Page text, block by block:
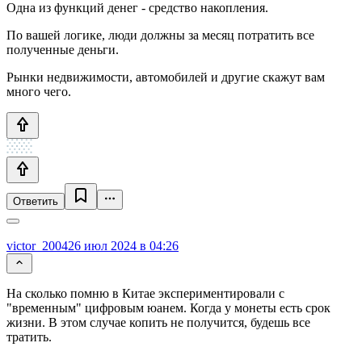
Одна из функций денег - средство накопления.
По вашей логике, люди должны за месяц потратить все
полученные деньги.
Рынки недвижимости, автомобилей и другие скажут вам
много чего.
Ответить
victor_200426 июл 2024 в 04:26
На сколько помню в Китае экспериментировали с
"временным" цифровым юанем. Когда у монеты есть срок
жизни. В этом случае копить не получится, будешь все
тратить.